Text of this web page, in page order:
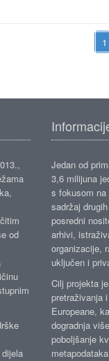
od
Jedan od
3,6 milijuna
s fokusom
sadržaj
posredni
arhivi,
organizacije,
uključen i
Cilj projekta
pretraživanja
Europeane,
dogradnja
poboljšanje